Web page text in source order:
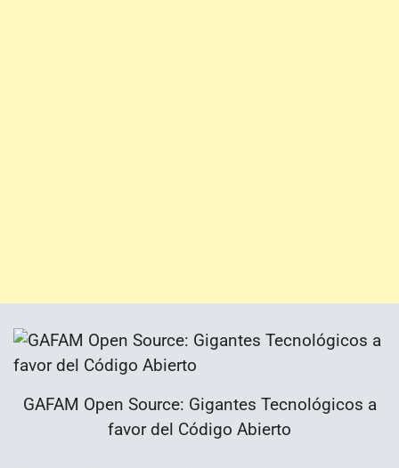
GAFAM Open Source: Gigantes Tecnológicos a
favor del Código Abierto